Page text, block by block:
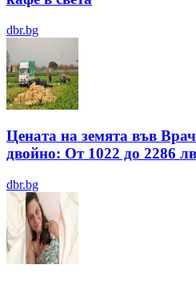
dbr.bg
Цената на земята във
двойно: От 1022 до 2286
dbr.bg